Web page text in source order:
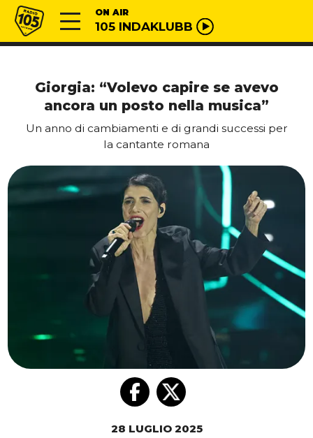
Vai al contenuto
Radio 105 ON AIR
105 INDAKLUBB
Giorgia: “Volevo capire se avevo
ancora un posto nella musica”
Un anno di cambiamenti e di grandi successi per
la cantante romana
28 LUGLIO 2025